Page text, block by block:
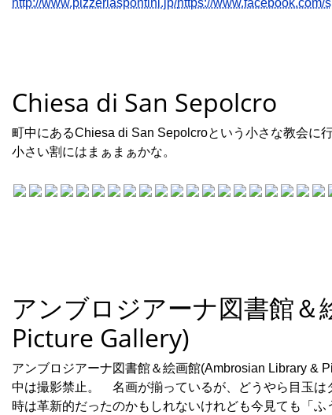
http://www.pizzeriaspontini.jp/https://www.facebook.com/
Chiesa di San Sepolcro
町中にあるChiesa di San Sepolcroという小さな教会に行
小さい割にはまぁまぁかな。
アンブロジアーナ図書館
Picture Gallery)
アンブロジアーナ図書館＆絵画館(Ambrosian Library &
中は撮影禁止。 名画が揃っているが、どうやら目玉
時は革新的だったのかもしれないけれども今見ても「ふ